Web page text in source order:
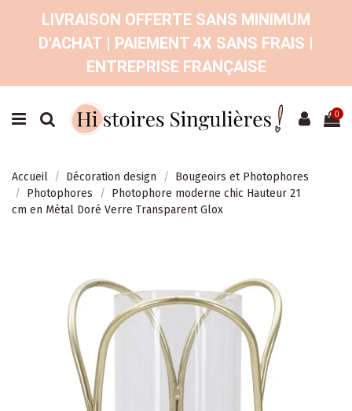
LIVRAISON OFFERTE SANS MINIMUM
D'ACHAT | PAIEMENT 4X SANS FRAIS |
ENTREPRISE FRANÇAISE
0
Accueil Décoration design
Bougeoirs et Photophores
Photophores
Photophore moderne chic Hauteur 21
cm en Métal Doré Verre Transparent Glox